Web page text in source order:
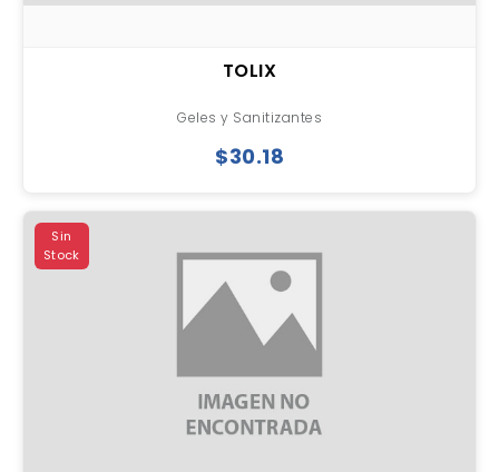
TOLIX
Geles y Sanitizantes
$30.18
Sin
Stock